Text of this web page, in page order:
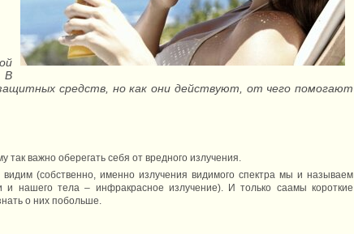
В
средств, но как они действуют, от чего помогают
важно оберегать себя от вредного излучения.
(собственно, именно излучения видимого спектра мы и называем
нашего тела – инфракрасное излучение). И только саамы короткие
о них побольше.